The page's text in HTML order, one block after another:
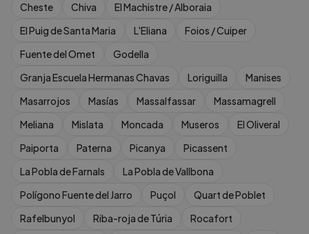
Cheste
Chiva
El Machistre / Alboraia
El Puig de Santa Maria
L'Eliana
Foios / Cuiper
Fuente del Omet
Godella
Granja Escuela Hermanas Chavas
Loriguilla
Manises
Masarrojos
Masías Massalfassar
Massamagrell
Meliana
Mislata Moncada Museros
El Oliveral
Paiporta
Paterna Picanya
Picassent
La Pobla de Farnals
La Pobla de Vallbona
Polígono Fuente del Jarro
Puçol
Quart de Poblet
Rafelbunyol
Riba-roja de Túria
Rocafort